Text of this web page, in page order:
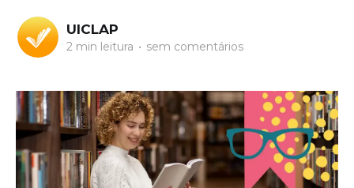
UICLAP
2 min leitura • sem comentários